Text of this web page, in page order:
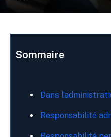
Sommaire
Dans
Responsabilité